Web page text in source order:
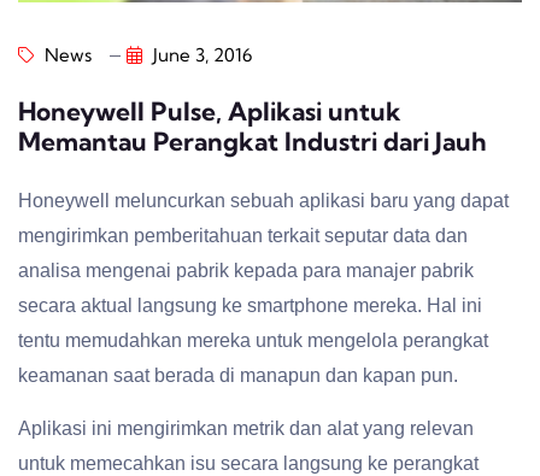
News June 3, 2016
Honeywell Pulse, Aplikasi untuk
Memantau Perangkat Industri dari Jauh
Honeywell meluncurkan sebuah aplikasi baru yang dapat
mengirimkan pemberitahuan terkait seputar data dan
analisa mengenai pabrik kepada para manajer pabrik
secara aktual langsung ke smartphone mereka. Hal ini
tentu memudahkan mereka untuk mengelola perangkat
keamanan saat berada di manapun dan kapan pun.
Aplikasi ini mengirimkan metrik dan alat yang relevan
untuk memecahkan isu secara langsung ke perangkat